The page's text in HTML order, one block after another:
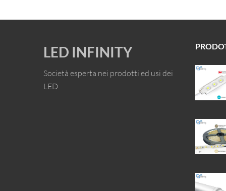
LED INFINITY
Società esperta nei prodotti ed usi dei
LED